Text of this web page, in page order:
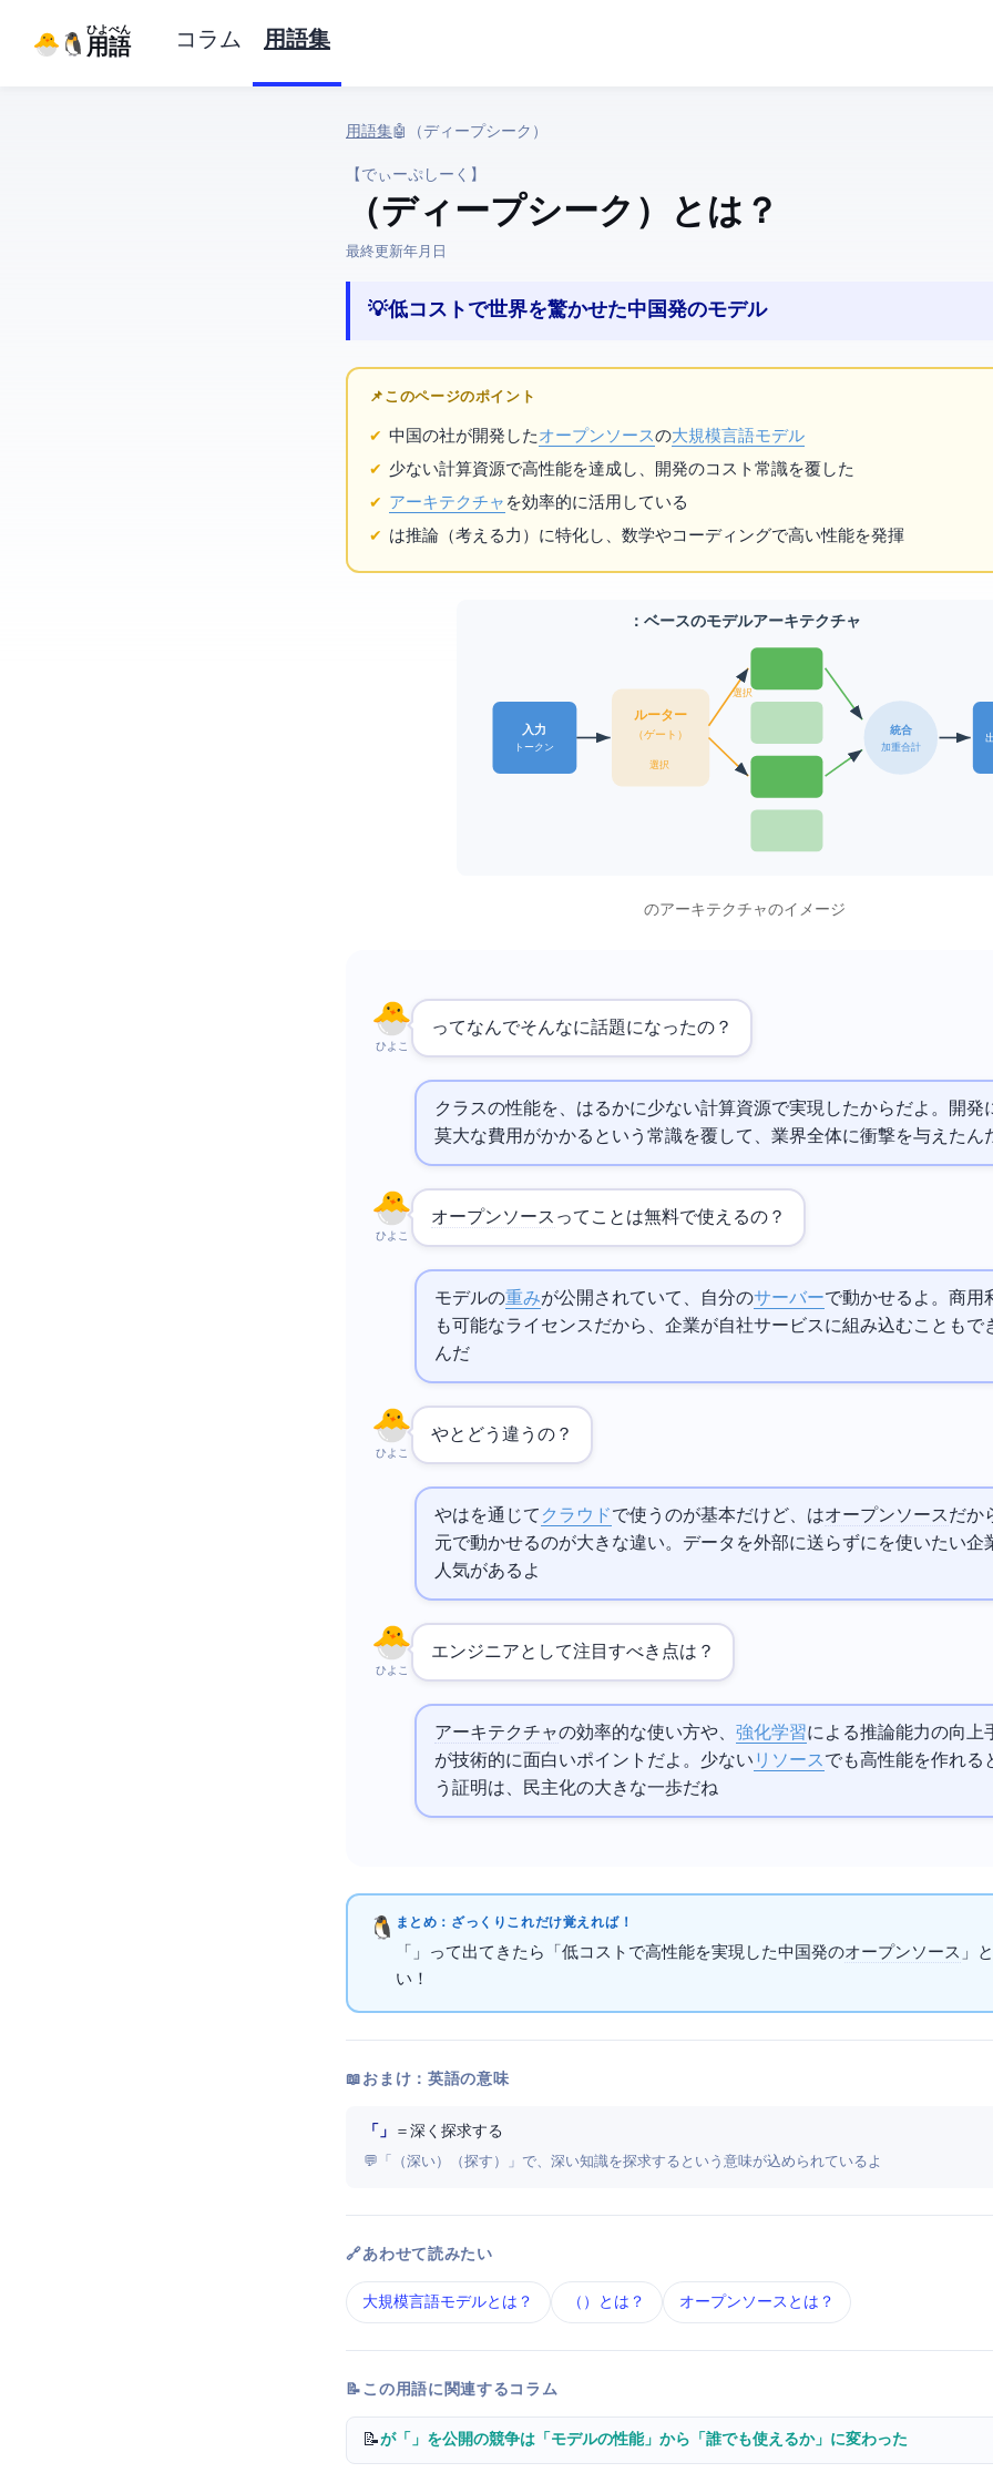
IT用語
ひよぺん コラム 用語集
用語集› 🤖 AI › DeepSeek（ディープシーク）
【でぃーぷしーく】
DeepSeek（ディープシーク） とは？
最終更新:2026年3月27日
💡 低コストで世界を驚かせた中国発のAIモデル
📌 このページのポイント
中国のDeepSeek社が開発したオープンソースの大規模言語モデル
少ない計算資源で高性能を達成し、AI開発のコスト常識を覆した
アーキテクチャ を効率的に活用している
DeepSeek-R1は推論（考える力）に特化し、数学やコーディングで高い性能を発揮
DeepSeek：MoEベースのモデルアーキテクチャ
入力
トークン
ルーター
（ゲート）
Top-K選択
選択
統合
加重合計
DeepSeekのMoEアーキテクチャのイメージ
ひよこ
DeepSeekってなんでそんなに話題になったの？
-4クラスの性能を、はるかに少ない計算資源で実現したからだよ。AI開発
莫大な費用がかかるという常識を覆して、業界全体に衝撃を与えたん
ひよこ
オープンソース ってことは無料で使えるの？
モデルの重みが公開されていて、自分のサーバーで動かせるよ。商用
も可能なライセンスだから、企業が自社サービスに組み込むこともで
んだ
ひよこ
やとどう違うの？
やはを通じて クラウドで使うのが基本だけど、DeepSeekはオープンソースだか
元で動かせるのが大きな違い。データを外部に送らずにAIを使いたい企
人気があるよ
ひよこ
エンジニアとして注目すべき点は？
アーキテクチャの効率的な使い方や、強化学習による推論能力の向上
が技術的に面白いポイントだよ。少ない リソースでも高性能AIを作れる
う証明は、AI民主化の大きな一歩だね
まとめ：ざっくりこれだけ覚えればOK！
「DeepSeek」って出てきたら「低コストで高性能を実現した中国発のオープンソース AI
いOK！
📖 おまけ：英語の意味
「DeepSeek」 ＝ 深く探求する
💬 「Deep（深い）+ Seek（探す）」で、深い知識を探求するという意味が込められているよ
🔗 あわせて読みたい
大規模言語モデル とは？ MoE（Mixture of Experts） とは？ オープンソース とは？
📝 この用語に関連するコラム
📝DeepSeekが「V4 Flash/Pro」を公開 — AIの競争は「モデルの性能」から「誰でも使えるか」に変わった